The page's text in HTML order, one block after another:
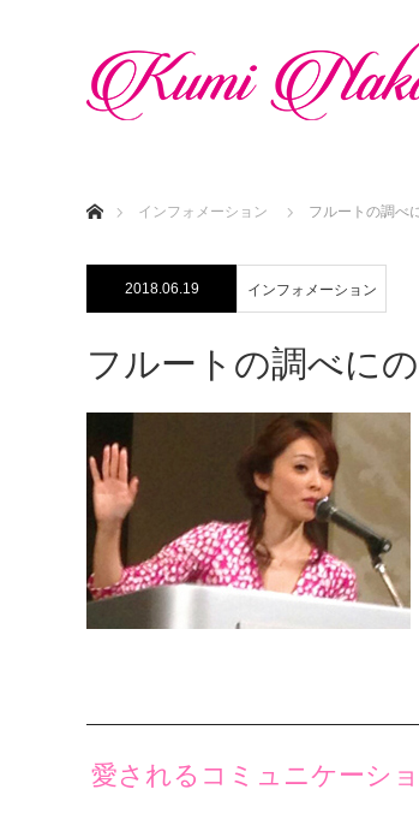
インフォメーション
フルートの調べ
2018.06.19 インフォメーション
フルートの調べに
愛されるコミュニケーシ